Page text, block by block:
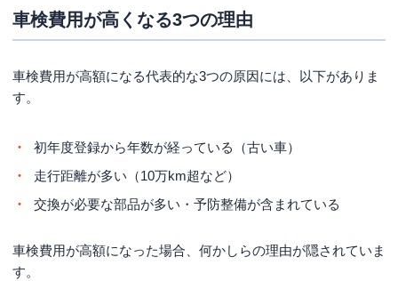
車検費用が高くなる3つの理由
車検費用が高額になる代表的な3つの原因には、以下がありま
す。
初年度登録から年数が経っている（古い車）
走行距離が多い（10万km超など）
交換が必要な部品が多い・予防整備が含まれている
車検費用が高額になった場合、何かしらの理由が隠されていま
す。